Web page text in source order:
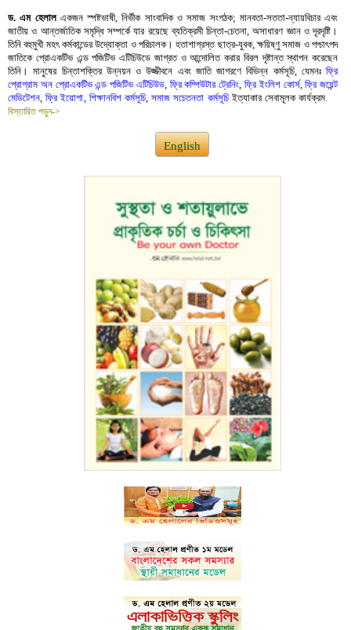
ড. এম হেলালএকজন স্পষ্টভাষী, নির্ভীক সাংবাদিক ও সমাজ সংগঠক; মানবতা-সততা-ন্যায়বিচার এবং
জাতীয় ও আন্তর্জাতিক সমৃদ্ধি সম্পর্কে যার রয়েছে ব্যতিক্রমী চিন্তা-চেতনা, অসাধারণ জ্ঞান ও দূরদৃষ্টি।
তিনি বহুমুখী মহৎ কর্মকান্ডের উদ্যোক্তা ও পরিচালক। হতাশাগ্রস্ত ছাত্র-যুবক, ক্ষয়িষ্ণু সমাজ ও পশ্চাৎপদ
জাতিকে প্রোএকটিভ এন্ড পজিটিভ এটিচিউডে জাগ্রত ও আন্দোলিত করার বিরল দৃষ্টান্ত স্থাপন করেছেন
তিনি। মানুষের চিন্তাশক্তির উন্নয়ন ও উজ্জীবনে এবং জাতি জাগরণে বিভিন্ন কর্মসূচি, যেমনঃফ্রি
প্রোগ্রাম অন প্রোএকটিভ এন্ড পজিটিভ এটিচিউড, ফ্রি কম্পিউটার ট্রেনিং ,ফ্রি ইংলিশ কোর্স,ফ্রি জয়েন্ট
মেডিটেশন ,ফ্রি ইয়োগা শিক্ষানবিশ কর্মসূচি,সমাজ সচেতনতা কর্মসূচিইত্যাকার সেবামূলক কার্যক্রম
বিস্তারিত পড়ুন->
English